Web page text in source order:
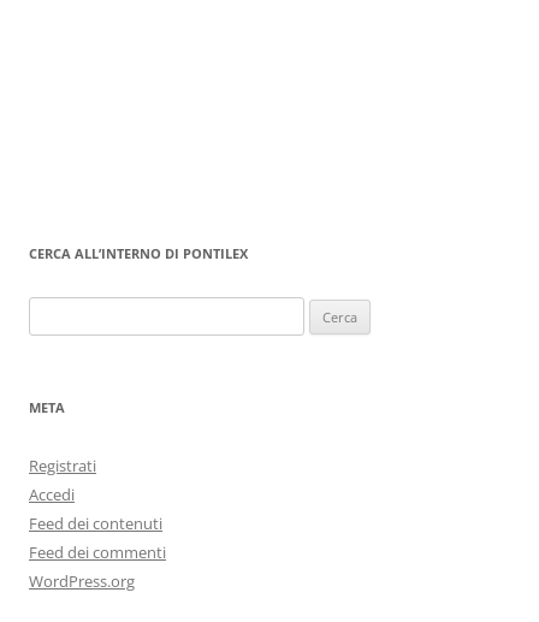
CERCA ALL’INTERNO DI PONTILEX
per:
META
Registrati
Accedi
Feed dei contenuti
Feed dei commenti
WordPress.org